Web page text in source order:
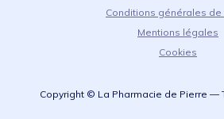
Conditions générales de
Mentions légales
Cookies
Copyright © La Pharmacie de Pierre —